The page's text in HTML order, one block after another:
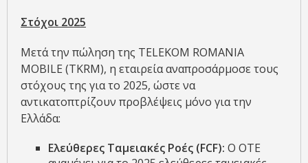
Στόχοι 2025
Μετά την πώληση της TELEKOM ROMANIA
MOBILE (TKRM), η εταιρεία αναπροσάρμοσε τους
στόχους της για το 2025, ώστε να
αντικατοπτρίζουν προβλέψεις μόνο για την
Ελλάδα:
Ελεύθερες Ταμειακές Ροές (FCF): Ο ΟΤΕ